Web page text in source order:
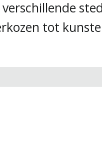
verschillende
tot